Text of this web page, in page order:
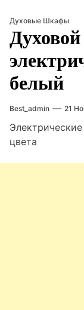
Духовые Шкафы
белый
Best_admin 21
цвета